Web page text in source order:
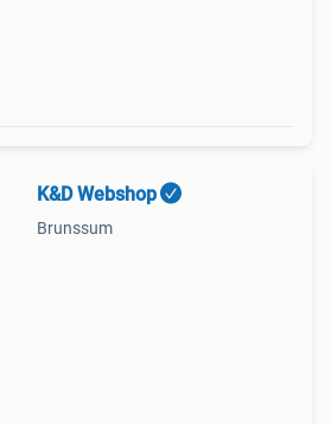
K&D Webshop
Brunssum